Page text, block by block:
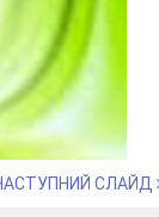
СЛАЙД